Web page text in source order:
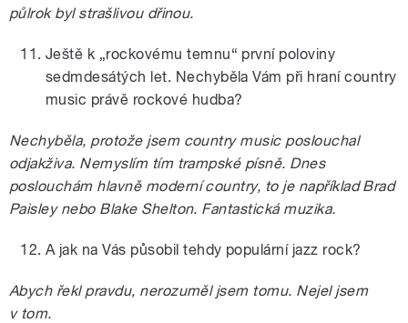
půlrok byl strašlivou dřinou.
Ještě k „rockovému temnu“ první poloviny
sedmdesátých let. Nechyběla Vám při hraní country
music právě rockové hudba?
Nechyběla, protože jsem country music poslouchal
odjakživa. Nemyslím tím trampské písně. Dnes
poslouchám hlavně moderní country, to je například Brad
Paisley nebo Blake Shelton. Fantastická muzika.
A jak na Vás působil tehdy populární jazz rock?
Abych řekl pravdu, nerozuměl jsem tomu. Nejel jsem
v tom.